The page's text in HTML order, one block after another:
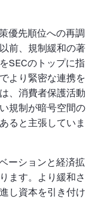
優先順位への再調
前、規制緩和の著
SECのトップに指
より緊密な連携を
、消費者保護活動
規制が暗号空間の
ると主張していま
ーションと経済拡
ます。より緩和さ
し資本を引き付け